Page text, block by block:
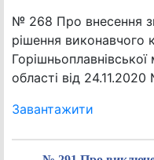
№ 268 Про внесення
рішення виконавчого
області від
Завантажити